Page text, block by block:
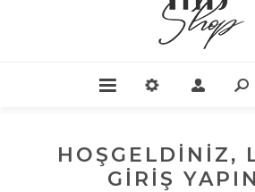
HOŞGELDINIZ,
GIRIŞ